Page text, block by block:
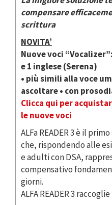
compensare
scrittura
NOVITA’
Nuove voci
e 1 inglese (Serena)
• più simili alla voce
ascoltare • con
Clicca qui per
le nuove voci
ALFa READER 3 è il
che, rispondendo alle
e adulti con DSA,
compensativo
giorni.
ALFA READER 3